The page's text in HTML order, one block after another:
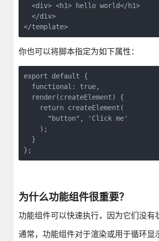
  <div> <h1> hello world</h1>
  </div>
</template>
你也可以将脚本指定为如下属性：
export default {
  functional: true,
  render(createElement) {
    return createElement(
      "button", 'Click me'
    );
  }
};
为什么功能组件很重要？
功能组件可以快速执行，因为它们没
通常，功能组件对于渲染或用于循环显